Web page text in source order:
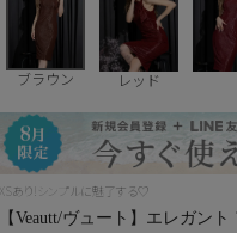
ブラウン レッド
XSあり!シンプルに魅了する♡
【Veautt/ヴュート】エレガン